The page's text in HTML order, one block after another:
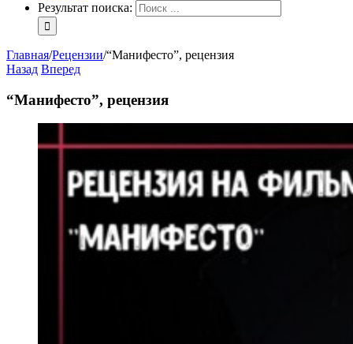
Результат поиска:
Главная/Рецензии/“Манифесто”, рецензия
Назад Вперед
“Манифесто”, рецензия